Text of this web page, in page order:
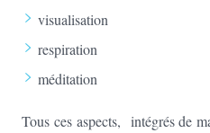
visualisation
respiration
méditation
Tous ces aspects, intégrés de